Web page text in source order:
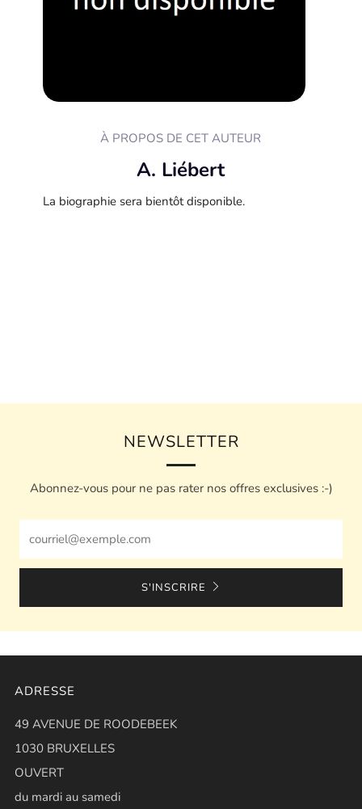
À PROPOS DE CET AUTEUR
A. Liébert
La biographie sera bientôt disponible.
NEWSLETTER
Abonnez-vous pour ne pas rater nos offres exclusives :-)
S'INSCRIRE
ADRESSE
49 AVENUE DE ROODEBEEK
1030 BRUXELLES
OUVERT
du mardi au samedi